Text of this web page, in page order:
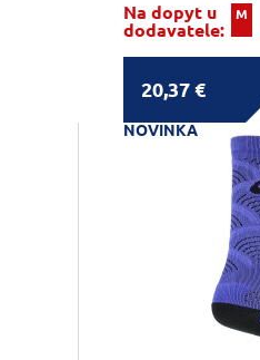
Na dopyt u
dodavatele:
M
20,37 €
NOVINKA